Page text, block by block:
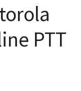
PTT